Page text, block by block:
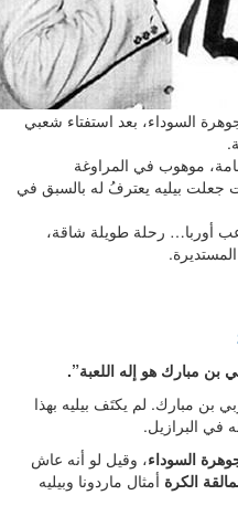
السوداء، بعد استفتاء شعبي
موهوب في المراوغة
بيليه يعترفُ له بالسبق في
أوربا… رحلة طويلة شاقة،
مبارك هو إله اللعبة”.
مبارك. لم يكتَف بيليه بهذا
البرازيل.
السوداء، وقيل لو أنه عاش
الكرةأمثال ماردونا وبيليه